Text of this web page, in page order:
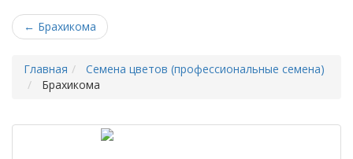
← Брахикома
Главная
Семена цветов (профессиональные семена)
Брахикома